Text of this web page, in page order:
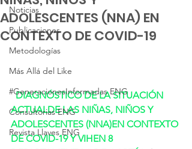
Noticias
Publicaciones
Metodologías
Más Allá del Like
#GeneracionesInformadas ENG
Consultorias ENG
Revista Llaves ENG
ADOLESCENTES (NNA) EN
CONTEXTO DE COVID-19
DIAGNÓSTICO DE LA SITUACIÓN
ACTUALDE LAS NIÑAS, NIÑOS Y
ADOLESCENTES (NNA)EN CONTEXTO
DE COVID-19 Y VIHEN 8